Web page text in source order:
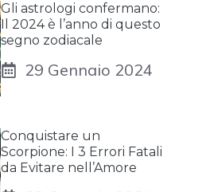
Gli astrologi confermano:
Il 2024 è l’anno di questo
segno zodiacale
29 Gennaio 2024
Conquistare un
Scorpione: I 3 Errori Fatali
da Evitare nell’Amore